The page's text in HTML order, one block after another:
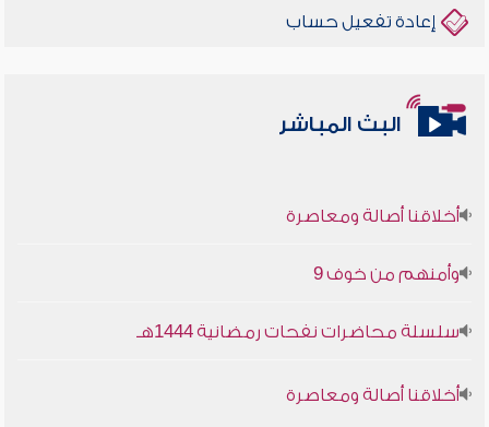
إعادة تفعيل حساب
البث المباشر
أخلاقنا أصالة ومعاصرة
وأمنهم من خوف 9
سلسلة محاضرات نفحات رمضانية 1444هـ
أخلاقنا أصالة ومعاصرة